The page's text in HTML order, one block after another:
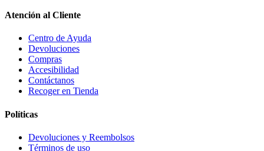
Atención al Cliente
Centro de Ayuda
Devoluciones
Compras
Accesibilidad
Contáctanos
Recoger en Tienda
Políticas
Devoluciones y Reembolsos
Términos de uso